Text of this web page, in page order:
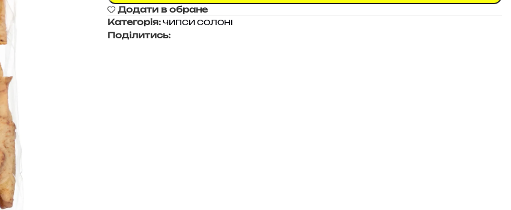
Додати в обране
Категорія: ЧИПСИ СОЛОНІ
Поділитись: